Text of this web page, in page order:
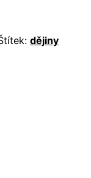
dějiny